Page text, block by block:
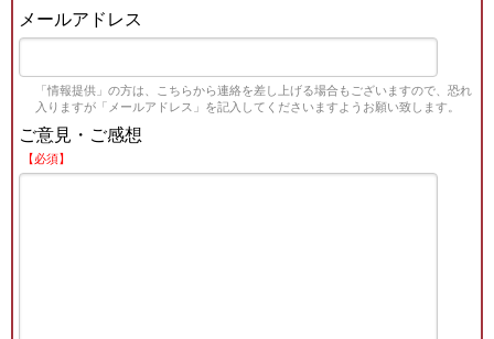
メールアドレス
「情報提供」の方は、こちらから連絡を差し上げる場合もございますので、恐れ
入りますが「メールアドレス」を記入してくださいますようお願い致します。
ご意見・ご感想
【必須】